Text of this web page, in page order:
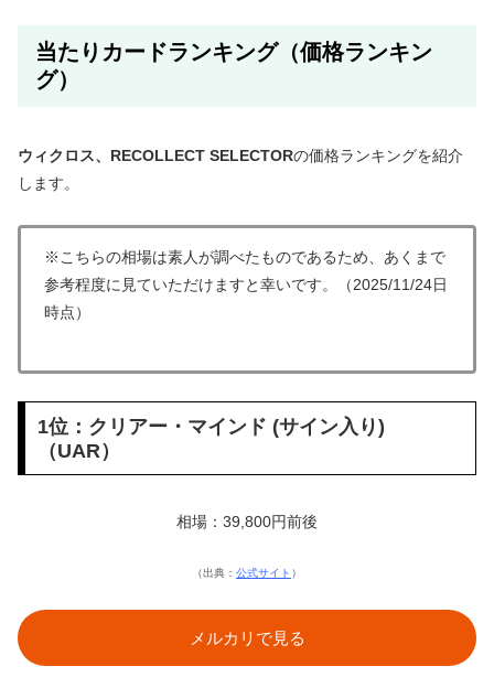
当たりカードランキング（価格ランキン
グ）
ウィクロス、RECOLLECT SELECTORの価格ランキングを紹介
します。
※こちらの相場は素人が調べたものであるため、あくまで
参考程度に見ていただけますと幸いです。（2025/11/24日
時点）
1位：クリアー・マインド (サイン入り)
（UAR）
相場：39,800円前後
（出典： 公式サイト ）
メルカリで見る